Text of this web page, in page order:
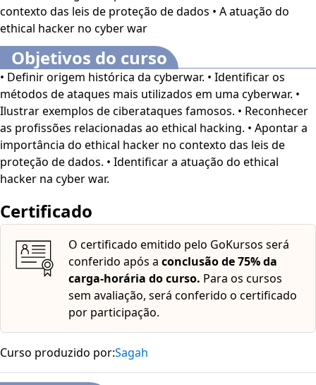
GDPR e a LGPD, e discute seu papel essencial na defesa
contra-ataques patrocinados por estados e na proteção de
infraestruturas críticas. Ao final, os alunos estarão
equipados com o conhecimento e as habilidades
necessárias para entender e combater ameaças
cibernéticas, compreendendo a importância dos ethical
hackers na segurança digital moderna.
OCurso Online Guerras Cibernéticas: Ataques e Papel
do Ethical Hackeré voltado para profissionais de
Segurança da Informação, além de interessados no
acessibilidade: cores em alto-contraste, aumento de
fonte e tradução automática mediante a Língua
Brasileira de Sinais (Libras). Para ativar esses recursos,
acesse "minha conta" do lado direito da tela na parte
superior e habilite de acordo com sua necessidade.
O conteúdo do curso ficará disponível por até 120 dias
após a compra.
contexto das leis de proteção de dados • A atuação do
ethical hacker no cyber war
Objetivos do curso
• Definir origem histórica da cyberwar. • Identificar os
métodos de ataques mais utilizados em uma cyberwar. •
Ilustrar exemplos de ciberataques famosos. • Reconhecer
as profissões relacionadas ao ethical hacking. • Apontar a
importância do ethical hacker no contexto das leis de
proteção de dados. • Identificar a atuação do ethical
hacker na cyber war.
Certificado
O certificado emitido pelo GoKursos será
conferido após a conclusão de 75% da
carga-horária do curso. Para os cursos
sem avaliação, será conferido o certificado
por participação.
Curso produzido por:Sagah